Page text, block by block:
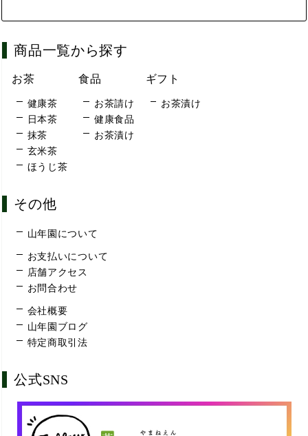
商品一覧から探す
お茶
健康茶
日本茶
抹茶
玄米茶
ほうじ茶
食品
お茶請け
健康食品
お茶漬け
ギフト
お茶漬け
その他
山年園について
お支払いについて
店舗アクセス
お問合わせ
会社概要
山年園ブログ
特定商取引法
公式SNS